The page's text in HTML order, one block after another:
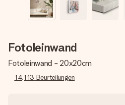
Fotoleinwand
Fotoleinwand - 20x20cm
14,113 Beurteilungen